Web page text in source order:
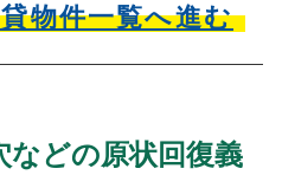
物件一覧へ進む
などの原状回復義